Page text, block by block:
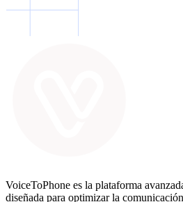
VoiceToPhone es la plataforma
diseñada para optimizar la